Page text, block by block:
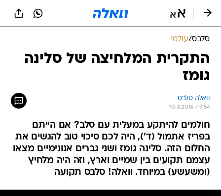
סלבס/עולמי
התקרית המלחיצה של סלינה
גומז
וואלה סלבס
10.3.2016 / 9:54
חולמים להיתקע במעלית עם סלב? אם הייתם
בפריז אתמול (ד'), היה לכם סיכוי טוב להגשים את
החלום הזה. סלינה גומז ושני גברים אנונימיים מצאו
עצמם תקועים בין שמיים וארץ, וזה היה מלחיץ
(ומשעשע) במיוחד. וואלה! סלבס תקועה